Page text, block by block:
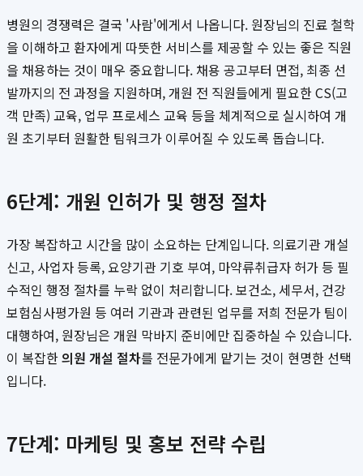
병원의 경쟁력은 결국 '사람'에게서 나옵니다. 원장님의 진료 철학
을 이해하고 환자에게 따뜻한 서비스를 제공할 수 있는 좋은 직원
을 채용하는 것이 매우 중요합니다. 채용 공고부터 면접, 최종 선
발까지의 전 과정을 지원하며, 개원 전 직원들에게 필요한 CS(고
객 만족) 교육, 업무 프로세스 교육 등을 체계적으로 실시하여 개
원 초기부터 원활한 팀워크가 이루어질 수 있도록 돕습니다.
6단계: 개원 인허가 및 행정 절차
가장 복잡하고 시간을 많이 소요하는 단계입니다. 의료기관 개설
신고, 사업자 등록, 요양기관 기호 부여, 마약류취급자 허가 등 필
수적인 행정 절차를 누락 없이 처리합니다. 보건소, 세무서, 건강
보험심사평가원 등 여러 기관과 관련된 업무를 저희 전문가 팀이
대행하여, 원장님은 개원 막바지 준비에만 집중하실 수 있습니다.
이 복잡한의원 개설 절차를 전문가에게 맡기는 것이 현명한 선택
입니다.
7단계: 마케팅 및 홍보 전략 수립